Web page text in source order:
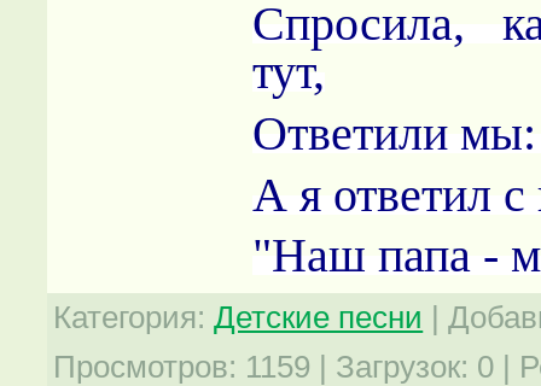
Спросила,
тут,
Ответили
А я ответил
"Наш папа -
Категория: Детские песни |
Просмотров: 1159 | Загрузок: 0 |